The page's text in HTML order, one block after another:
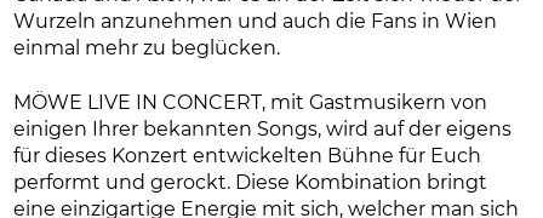
Wurzeln anzunehmen und auch die Fans in Wien
einmal mehr zu beglücken.
MÖWE LIVE IN CONCERT, mit Gastmusikern von
einigen Ihrer bekannten Songs, wird auf der eigens
für dieses Konzert entwickelten Bühne für Euch
performt und gerockt. Diese Kombination bringt
eine einzigartige Energie mit sich, welcher man sich